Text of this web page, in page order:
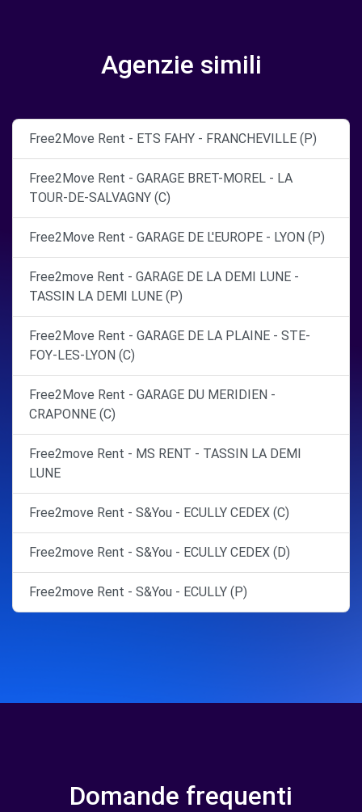
Agenzie simili
Free2Move Rent - ETS FAHY - FRANCHEVILLE (P)
Free2Move Rent - GARAGE BRET-MOREL - LA
TOUR-DE-SALVAGNY (C)
Free2Move Rent - GARAGE DE L'EUROPE - LYON (P)
Free2move Rent - GARAGE DE LA DEMI LUNE -
TASSIN LA DEMI LUNE (P)
Free2Move Rent - GARAGE DE LA PLAINE - STE-
FOY-LES-LYON (C)
Free2Move Rent - GARAGE DU MERIDIEN -
CRAPONNE (C)
Free2move Rent - MS RENT - TASSIN LA DEMI
LUNE
Free2move Rent - S&You - ECULLY CEDEX (C)
Free2move Rent - S&You - ECULLY CEDEX (D)
Free2move Rent - S&You - ECULLY (P)
Domande frequenti